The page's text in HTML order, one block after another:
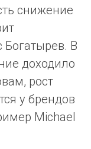
снижение
В
доходило
рост
у брендов
Michael